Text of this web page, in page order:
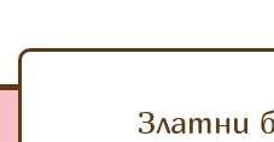
Златни